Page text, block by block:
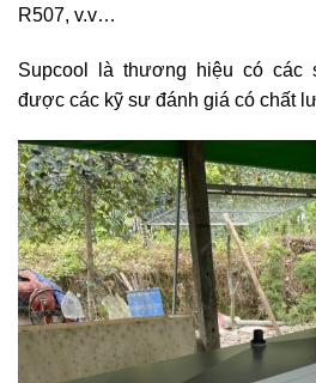
R507, v.v…
Supcool là thương hiệu có các
được các kỹ sư đánh giá có chất